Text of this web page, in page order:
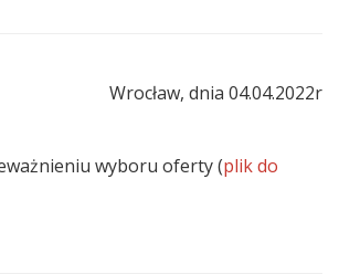
Wrocław, dnia 04.04.2022r
wyboru oferty (plik do